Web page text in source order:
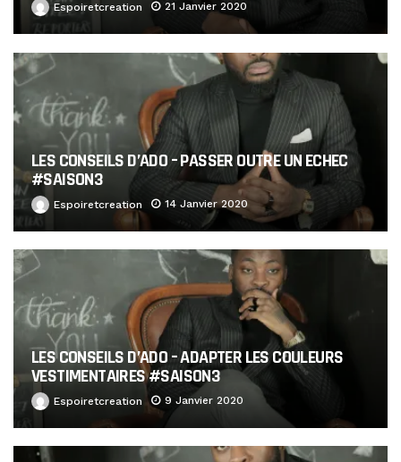
Espoiretcreation 21 Janvier 2020
LES CONSEILS D’ADO – PASSER OUTRE UN ECHEC
#SAISON3
Espoiretcreation 14 Janvier 2020
LES CONSEILS D’ADO – ADAPTER LES COULEURS
VESTIMENTAIRES #SAISON3
Espoiretcreation 9 Janvier 2020